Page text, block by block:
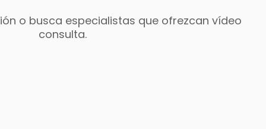
o busca especialistas que ofrezcan vídeo
consulta.